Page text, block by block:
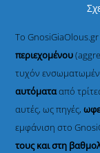
Το
περιεχομένου
τυχόν
αυτόματααπό
αυτές, ως πηγές,
εμφάνιση στο
τους και στη